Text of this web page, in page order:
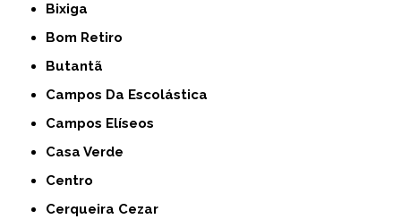
Bixiga
Bom Retiro
Butantã
Campos Da Escolástica
Campos Elíseos
Casa Verde
Centro
Cerqueira Cezar